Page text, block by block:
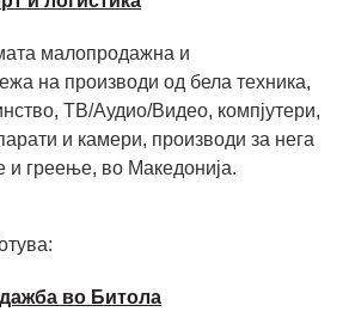
малопродажна и
на производи од бела техника,
ТВ/Аудио/Видео, компјутери,
и камери, производи за нега
и греење, во Македонијa.
во Битола